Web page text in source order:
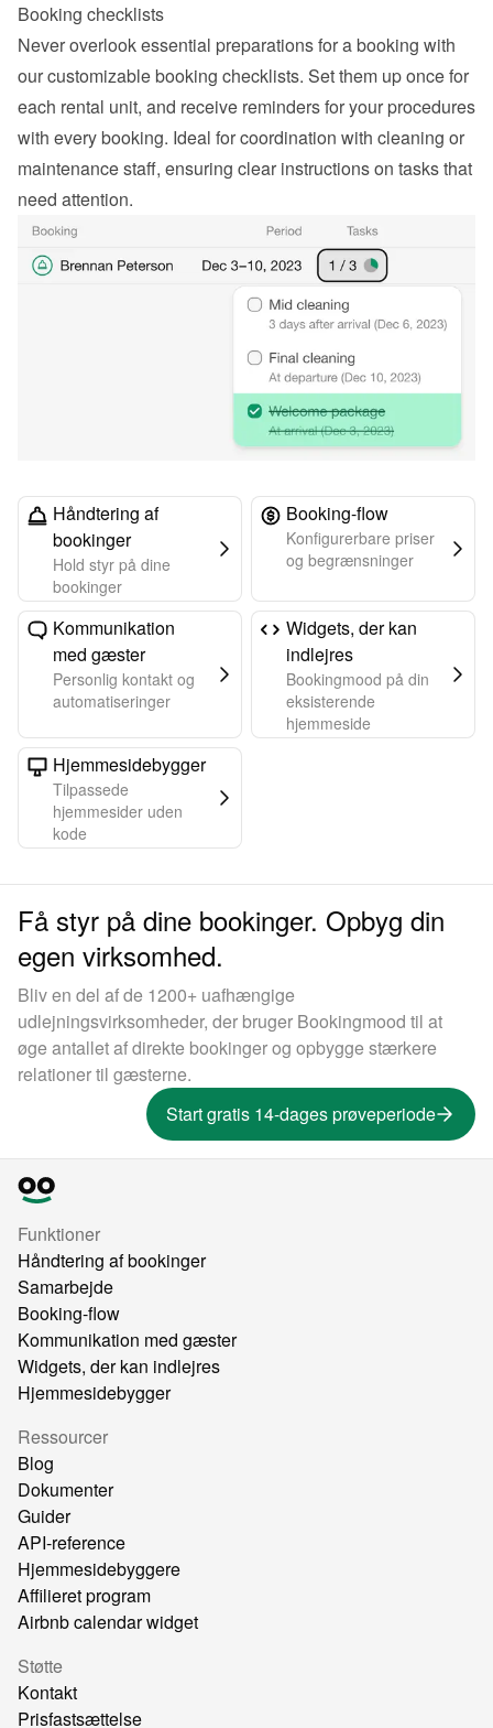
Booking checklists
Never overlook essential preparations for a booking with
our customizable booking checklists. Set them up once for
each rental unit, and receive reminders for your procedures
with every booking. Ideal for coordination with cleaning or
maintenance staff, ensuring clear instructions on tasks that
need attention.
Håndtering af
bookinger
Hold styr på dine
bookinger
Booking-flow
Konfigurerbare priser
og begrænsninger
Kommunikation
med gæster
Personlig kontakt og
automatiseringer
Widgets, der kan
indlejres
Bookingmood på din
eksisterende
hjemmeside
Hjemmesidebygger
Tilpassede
hjemmesider uden
kode
Få styr på dine bookinger. Opbyg din
egen virksomhed.
Bliv en del af de 1200+ uafhængige
udlejningsvirksomheder, der bruger Bookingmood til at
øge antallet af direkte bookinger og opbygge stærkere
relationer til gæsterne.
Start gratis 14-dages prøveperiode
Funktioner
Håndtering af bookinger
Samarbejde
Booking-flow
Kommunikation med gæster
Widgets, der kan indlejres
Hjemmesidebygger
Ressourcer
Blog
Dokumenter
Guider
API-reference
Hjemmesidebyggere
Affilieret program
Airbnb calendar widget
Støtte
Kontakt
Prisfastsættelse